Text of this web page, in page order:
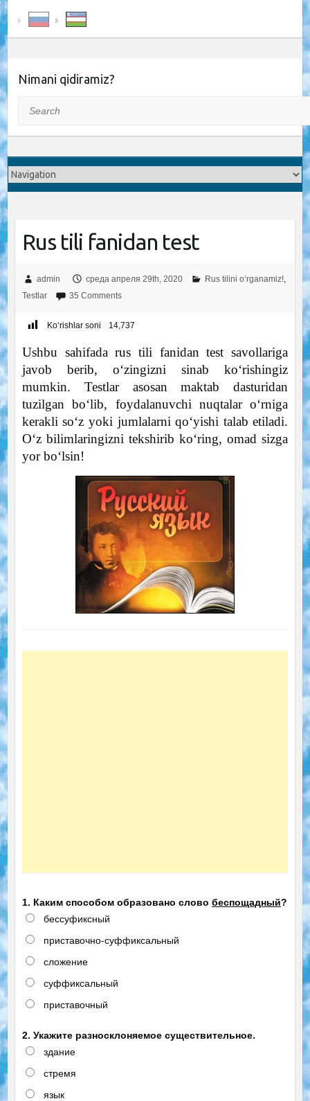
Nimani qidiramiz?
Rus tili fanidan test
admin среда апреля 29th, 2020 Rus tilini o‘rganamiz!,
Testlar
35 Comments
Ko‘rishlar soni 14,737
Ushbu sahifada rus tili fanidan test savollariga
javob berib, o‘zingizni sinab ko‘rishingiz
mumkin. Testlar asosan maktab dasturidan
tuzilgan bo‘lib, foydalanuvchi nuqtalar o‘rniga
kerakli so‘z yoki jumlalarni qo‘yishi talab etiladi.
O‘z bilimlaringizni tekshirib ko‘ring, omad sizga
yor bo‘lsin!
1. Каким способом образовано слово беспощадный?
бессуфиксный
приставочно-суффиксальный
сложение
суффиксальный
приставочный
2. Укажите разносклоняемое существительное.
здание
стремя
язык